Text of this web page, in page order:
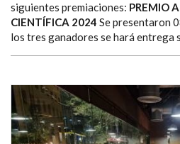
siguientes premiaciones: PREMIO
CIENTÍFICA 2024 Se presentaron
los tres ganadores se hará entrega